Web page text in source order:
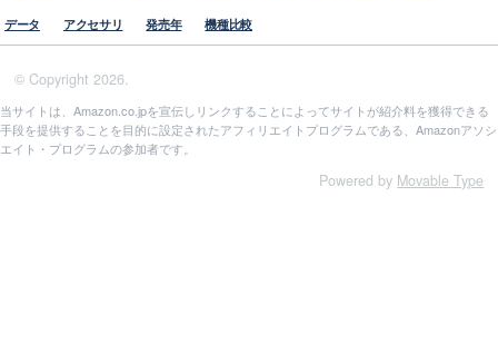
データ アクセサリ 発売年 機種比較
© Copyright 2026.
当サイトは、Amazon.co.jpを宣伝しリンクすることによってサイトが紹介料を獲得できる
手段を提供することを目的に設定されたアフィリエイトプログラムである、Amazonアソシ
エイト・プログラムの参加者です。
Powered by Movable Type